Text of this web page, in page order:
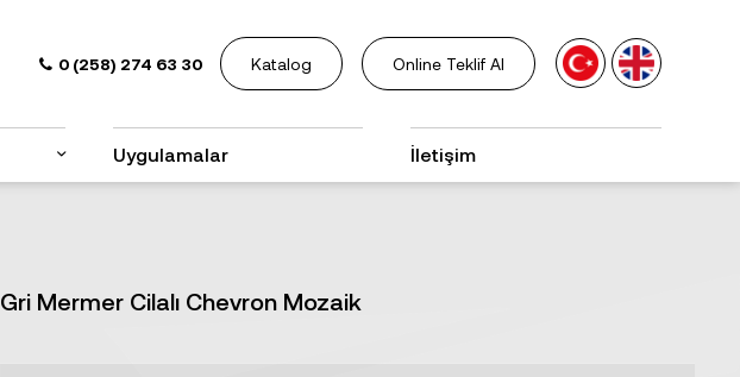
0 (258) 274 63 30 Katalog Online Teklif Al
Uygulamalar İletişim
Gri Mermer Cilalı Chevron Mozaik